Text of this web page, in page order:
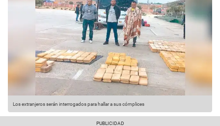
Los extranjeros serán interrogados para hallar a sus cómplices